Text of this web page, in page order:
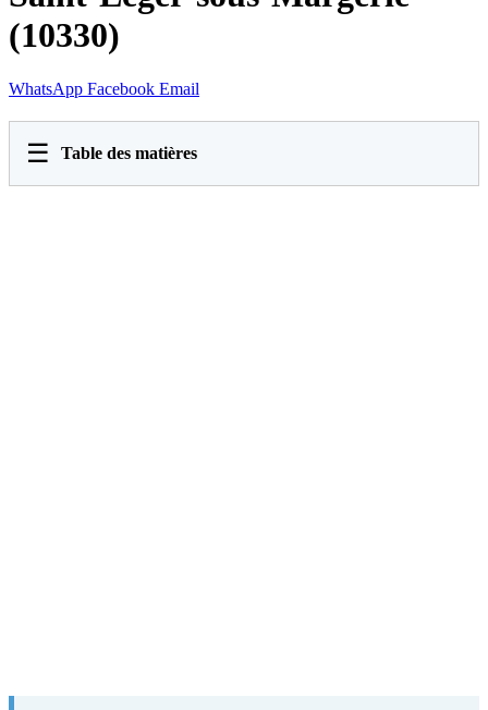
(10330)
WhatsApp Facebook Email
☰ Table des matières